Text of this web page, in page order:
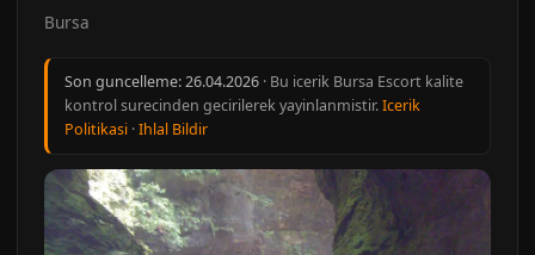
Bursa
Son guncelleme:26.04.2026 · Bu icerik Bursa Escort kalite
kontrol surecinden gecirilerek yayinlanmistir.Icerik
Politikasi ·Ihlal Bildir